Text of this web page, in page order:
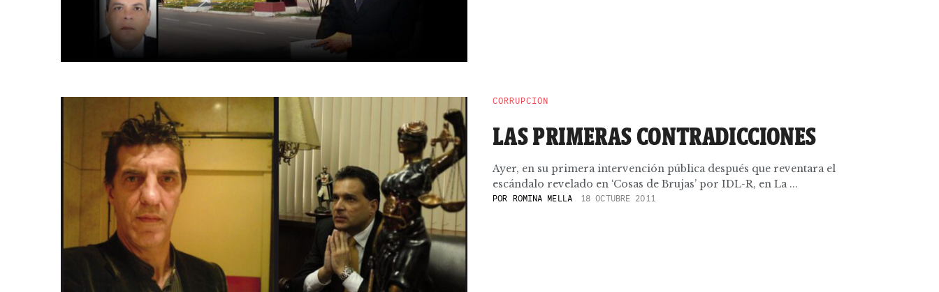
CORRUPCIÓN
LAS PRIMERAS CONTRADICCIONES
Ayer, en su primera intervención pública después que reventara el
escándalo revelado en ‘Cosas de Brujas’ por IDL-R, en La ...
POR ROMINA MELLA 18 OCTUBRE 2011